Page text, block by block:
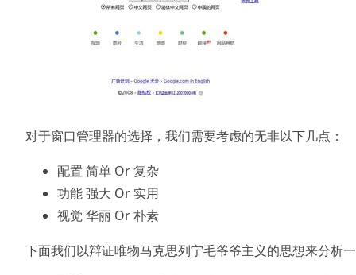
对于窗口管理器的选择，我们需要考虑的无非以下几点：
配置 简单 Or 复杂
功能 强大 Or 实用
视觉 华丽 Or 朴素
下面我们以辩证唯物马克思列宁毛爷爷主义的思想来分析